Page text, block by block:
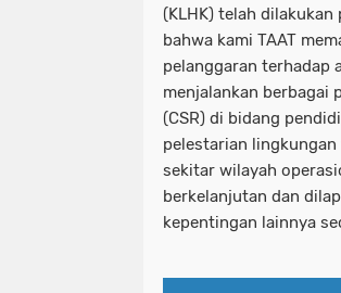
(KLHK) telah
bahwa kami TAAT
pelanggaran terhadap
menjalankan berbagai
(CSR) di bidang
pelestarian
sekitar wilayah
berkelanjutan dan
kepentingan lainnya